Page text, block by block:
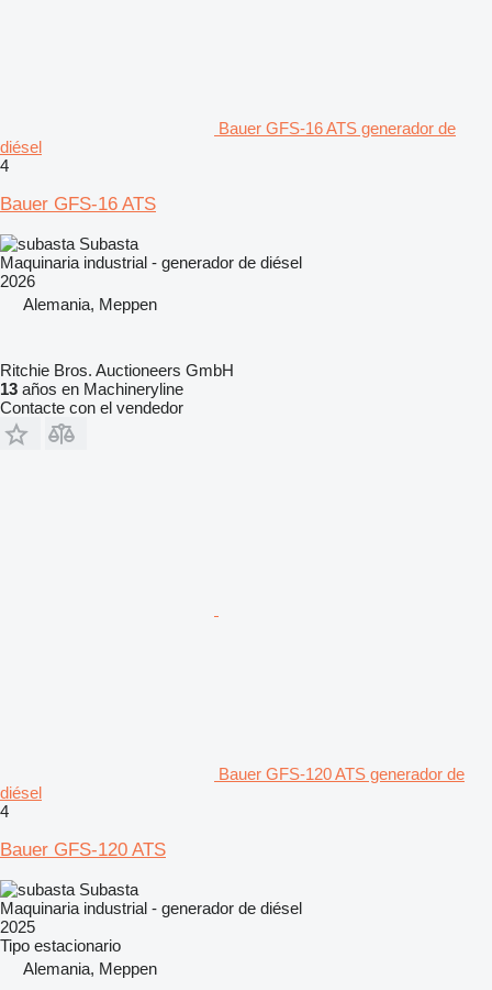
Bauer GFS-16 ATS generador de
diésel
4
Bauer GFS-16 ATS
Subasta
Maquinaria industrial - generador de diésel
2026
Alemania, Meppen
Ritchie Bros. Auctioneers GmbH
13 años en Machineryline
Contacte con el vendedor
Bauer GFS-120 ATS generador de
diésel
4
Bauer GFS-120 ATS
Subasta
Maquinaria industrial - generador de diésel
2025
Tipo estacionario
Alemania, Meppen